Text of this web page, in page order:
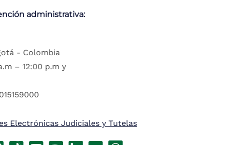
administrativa:
- Colombia
– 12:00 p.m y
Electrónicas Judiciales y Tutelas